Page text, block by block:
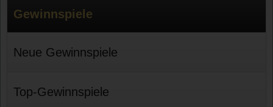
Gewinnspiele
Neue Gewinnspiele
Top-Gewinnspiele